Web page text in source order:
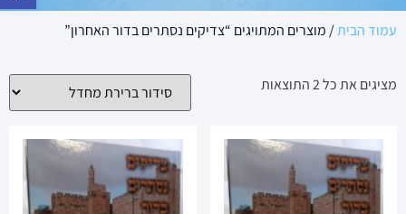
עמוד הבית/ מוצרים המתויגים “צדיקים נסתרים בדור האחרון”
מציגים את כל ⁦2⁩ התוצאות